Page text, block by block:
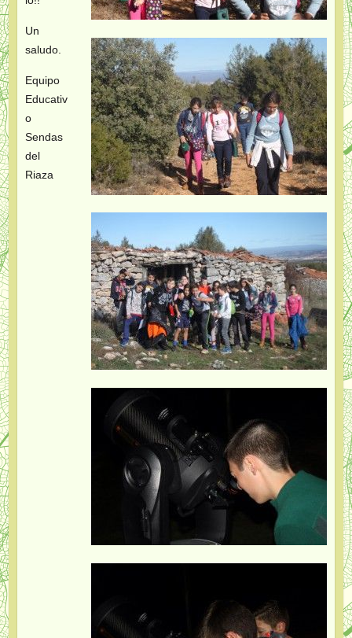
Un
saludo.
Equipo
Educativ
o
Sendas
del
Riaza